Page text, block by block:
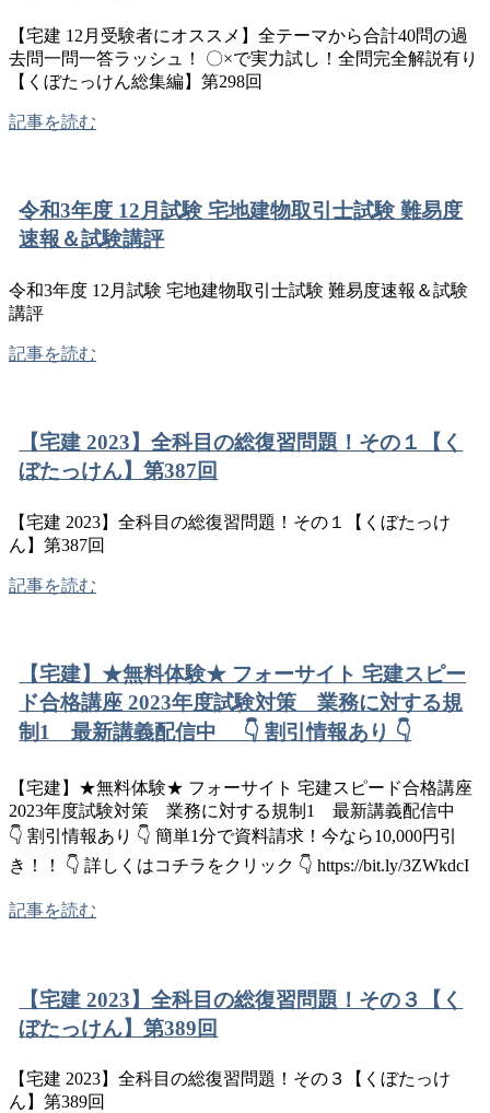
【宅建 12月受験者にオススメ】全テーマから合計40問の過
去問一問一答ラッシュ！ 〇×で実力試し！全問完全解説有り
【くぼたっけん総集編】第298回
記事を読む
令和3年度 12月試験 宅地建物取引士試験 難易度
速報＆試験講評
令和3年度 12月試験 宅地建物取引士試験 難易度速報＆試験
講評
記事を読む
【宅建 2023】全科目の総復習問題！その１【く
ぼたっけん】第387回
【宅建 2023】全科目の総復習問題！その１【くぼたっけ
ん】第387回
記事を読む
【宅建】★無料体験★ フォーサイト 宅建スピー
ド合格講座 2023年度試験対策 業務に対する規
制1 最新講義配信中 👇 割引情報あり 👇
【宅建】★無料体験★ フォーサイト 宅建スピード合格講座
2023年度試験対策 業務に対する規制1 最新講義配信中
👇 割引情報あり 👇 簡単1分で資料請求！今なら10,000円引
き！！ 👇 詳しくはコチラをクリック 👇 https://bit.ly/3ZWkdcI
記事を読む
【宅建 2023】全科目の総復習問題！その３【く
ぼたっけん】第389回
【宅建 2023】全科目の総復習問題！その３【くぼたっけ
ん】第389回